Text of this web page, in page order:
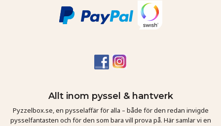
Allt inom pyssel & hantverk
Pyzzelbox.se, en pysselaffär för alla – både för den redan invigde
pysselfantasten och för den som bara vill prova på. Här samlar vi en